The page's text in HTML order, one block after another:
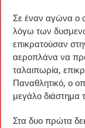
Σε έναν αγώνα ο
λόγω των
επικρατούσαν
αεροπλάνα να
ταλαιπωρία,
Παναθλητικό, ο
μεγάλο διάστημα
Στα δυο πρώτα